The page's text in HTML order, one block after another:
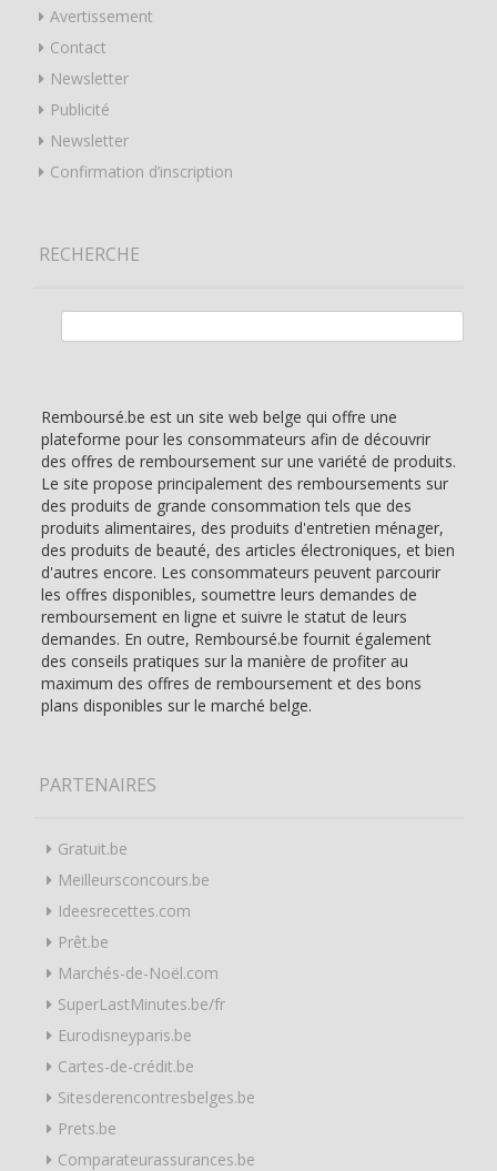
Avertissement
Contact
Newsletter
Publicité
Newsletter
Confirmation d’inscription
RECHERCHE
Remboursé.be est un site web belge qui offre une
plateforme pour les consommateurs afin de découvrir
des offres de remboursement sur une variété de produits.
Le site propose principalement des remboursements sur
des produits de grande consommation tels que des
produits alimentaires, des produits d'entretien ménager,
des produits de beauté, des articles électroniques, et bien
d'autres encore. Les consommateurs peuvent parcourir
les offres disponibles, soumettre leurs demandes de
remboursement en ligne et suivre le statut de leurs
demandes. En outre, Remboursé.be fournit également
des conseils pratiques sur la manière de profiter au
maximum des offres de remboursement et des bons
plans disponibles sur le marché belge.
PARTENAIRES
Gratuit.be
Meilleursconcours.be
Ideesrecettes.com
Prêt.be
Marchés-de-Noël.com
SuperLastMinutes.be/fr
Eurodisneyparis.be
Cartes-de-crédit.be
Sitesderencontresbelges.be
Prets.be
Comparateurassurances.be